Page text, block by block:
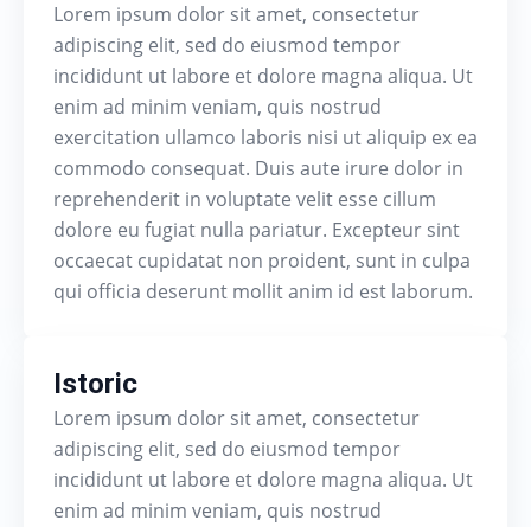
Lorem ipsum dolor sit amet, consectetur
adipiscing elit, sed do eiusmod tempor
incididunt ut labore et dolore magna aliqua. Ut
enim ad minim veniam, quis nostrud
exercitation ullamco laboris nisi ut aliquip ex ea
commodo consequat. Duis aute irure dolor in
reprehenderit in voluptate velit esse cillum
dolore eu fugiat nulla pariatur. Excepteur sint
occaecat cupidatat non proident, sunt in culpa
qui officia deserunt mollit anim id est laborum.
Istoric
Lorem ipsum dolor sit amet, consectetur
adipiscing elit, sed do eiusmod tempor
incididunt ut labore et dolore magna aliqua. Ut
enim ad minim veniam, quis nostrud